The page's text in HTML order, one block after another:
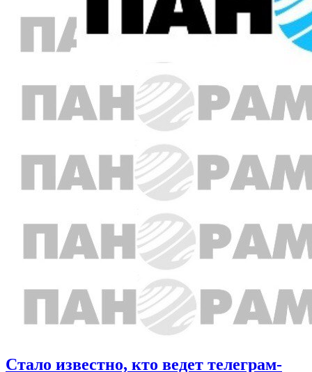
Стало известно, кто ведет телеграм-